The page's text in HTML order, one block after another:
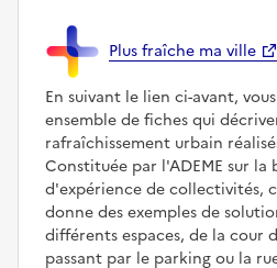
Plus fraîche ma ville
En suivant le lien ci-avant,
ensemble de fiches qui
rafraîchissement urbain
Constituée par l'ADEME sur la
d'expérience de collectivités,
donne des exemples de
différents espaces, de la cour
passant par le parking ou la